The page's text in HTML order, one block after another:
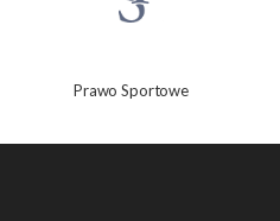
Prawo Sportowe